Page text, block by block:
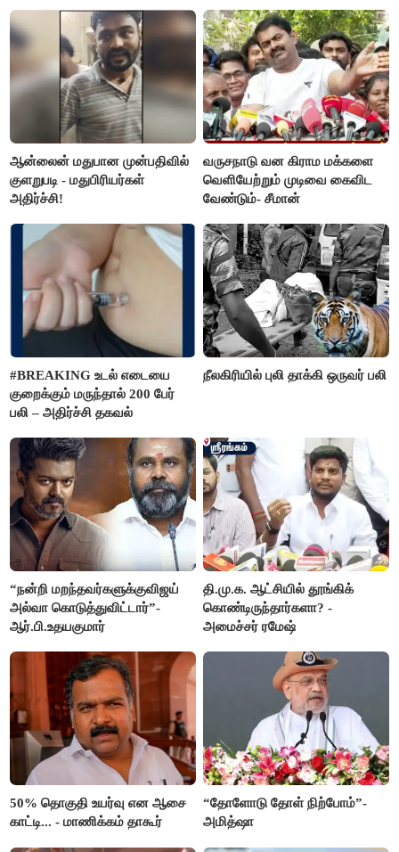
மார்க்கண்டேயன்
ஆன்லைன் மதுபான முன்பதிவில்
குளறுபடி - மதுபிரியர்கள்
அதிர்ச்சி!
வருசநாடு வன கிராம மக்களை
வெளியேற்றும் முடிவை கைவிட
வேண்டும்- சீமான்
#BREAKING உடல் எடையை
குறைக்கும் மருந்தால் 200 பேர்
பலி – அதிர்ச்சி தகவல்
நீலகிரியில் புலி தாக்கி ஒருவர் பலி
“நன்றி மறந்தவர்களுக்குவிஜய்
அல்வா கொடுத்துவிட்டார்”-
ஆர்.பி.உதயகுமார்
தி.மு.க. ஆட்சியில் தூங்கிக்
கொண்டிருந்தார்களா? -
அமைச்சர் ரமேஷ்
50% தொகுதி உயர்வு என ஆசை
காட்டி... - மாணிக்கம் தாகூர்
“தோளோடு தோள் நிற்போம்”-
அமித்ஷா